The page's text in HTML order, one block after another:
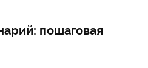
пошаговая